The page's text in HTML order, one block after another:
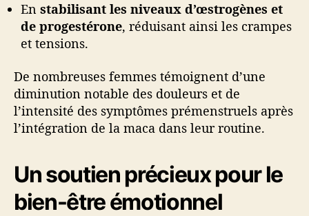
En stabilisant les niveaux d’œstrogènes et
de progestérone, réduisant ainsi les crampes
et tensions.
De nombreuses femmes témoignent d’une
diminution notable des douleurs et de
l’intensité des symptômes prémenstruels après
l’intégration de la maca dans leur routine.
Un soutien précieux pour le
bien-être émotionnel